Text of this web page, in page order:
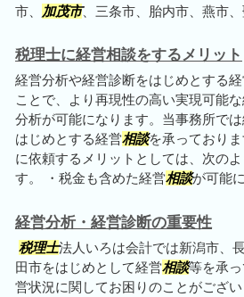
市、
加茂市、三条市、胎内市、燕市
税理士に経営相談をするメリット
経営分析や経営診断をはじめとする
ことで、より再現性の高い実現可能
分析が可能になります。当事務所で
はじめとする経営相談を承っており
に依頼するメリットとしては、次の
す。 ・税金も含めた経営相談が可能
経営分析・経営診断の重要性
税理士法人いろは会計では新潟市、
田市をはじめとして経営相談等を承
営状況に関してお困りのことがござ